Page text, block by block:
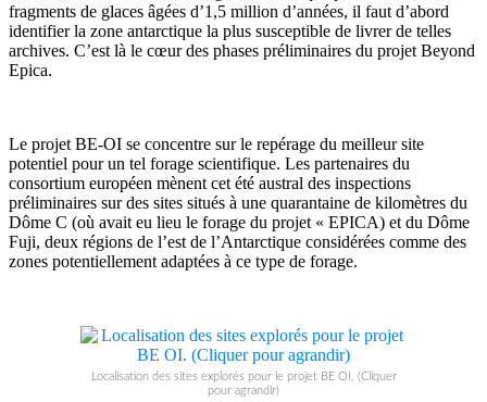
fragments de glaces âgées d’1,5 million d’années, il faut d’abord
identifier la zone antarctique la plus susceptible de livrer de telles
archives. C’est là le cœur des phases préliminaires du projet Beyond
Epica.
Le projet BE-OI se concentre sur le repérage du meilleur site
potentiel pour un tel forage scientifique. Les partenaires du
consortium européen mènent cet été austral des inspections
préliminaires sur des sites situés à une quarantaine de kilomètres du
Dôme C (où avait eu lieu le forage du projet « EPICA) et du Dôme
Fuji, deux régions de l’est de l’Antarctique considérées comme des
zones potentiellement adaptées à ce type de forage.
Localisation des sites explorés pour le projet BE OI. (Cliquer
pour agrandir)